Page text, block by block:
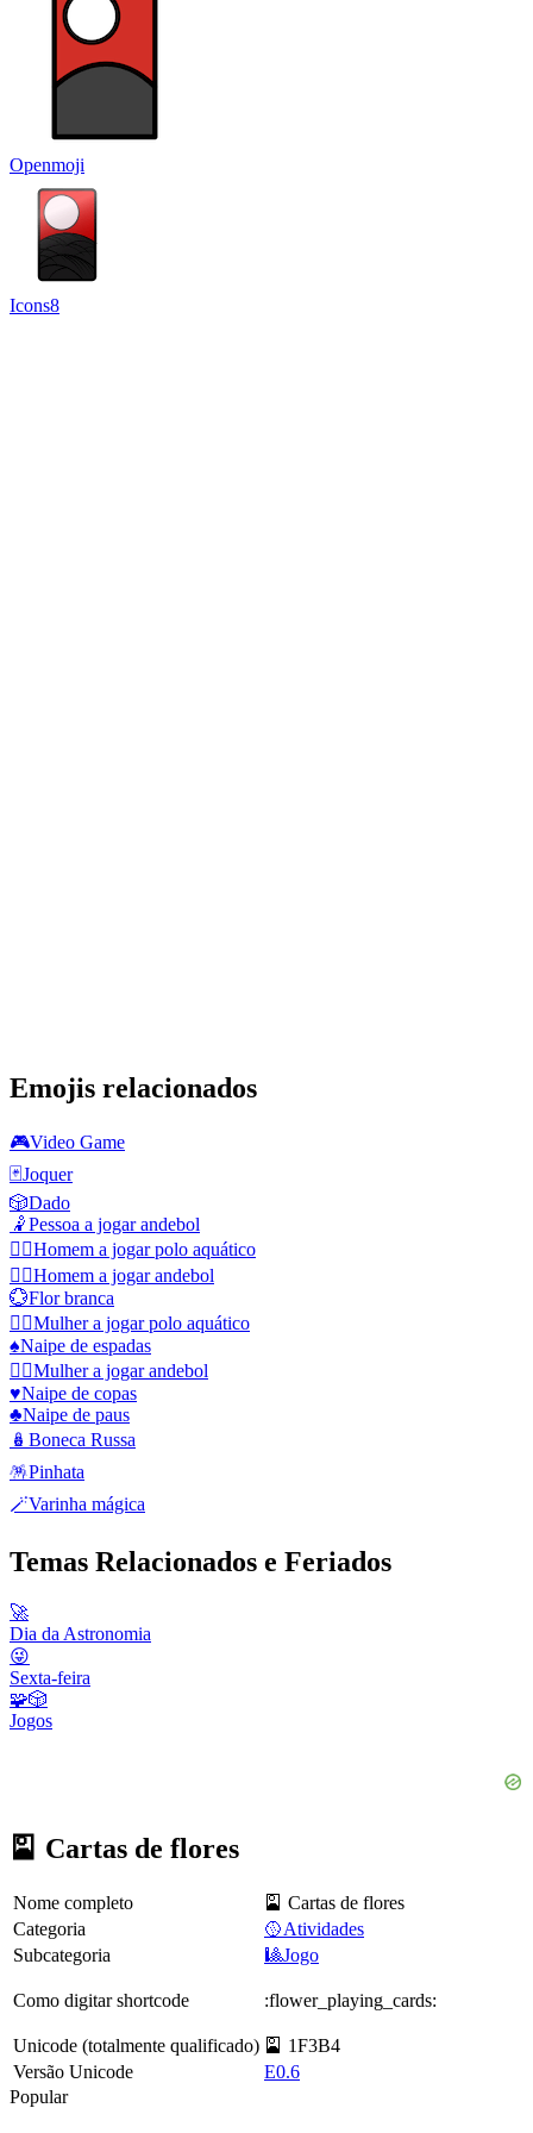
Openmoji
Icons8
Emojis relacionados
🎮Video Game
🃏Joquer
🎲Dado
🤾Pessoa a jogar andebol
🤽‍♂️Homem a jogar polo aquático
🤾‍♂️Homem a jogar andebol
💮Flor branca
🤽‍♀️Mulher a jogar polo aquático
♠️Naipe de espadas
🤾‍♀️Mulher a jogar andebol
♥️Naipe de copas
♣️Naipe de paus
🪆 Boneca Russa
🪅Pinhata
🪄Varinha mágica
Temas Relacionados e Feriados
🚀
Dia da Astronomia
😜
Sexta-feira
🧩🎲
Jogos
🎴 Cartas de flores
Nome completo
🎴 Cartas de flores
Categoria
🥎Atividades
Subcategoria
🎱Jogo
Como digitar shortcode :flower_playing_cards:
Unicode (totalmente qualificado) 🎴 1F3B4
Versão Unicode
E0.6
Popular